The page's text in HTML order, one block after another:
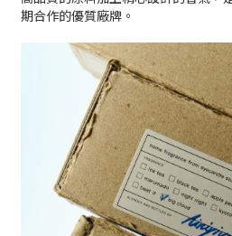
期合作的優質廠牌。